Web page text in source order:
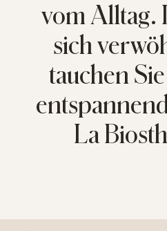
vom Alltag.
sich
tauchen
La